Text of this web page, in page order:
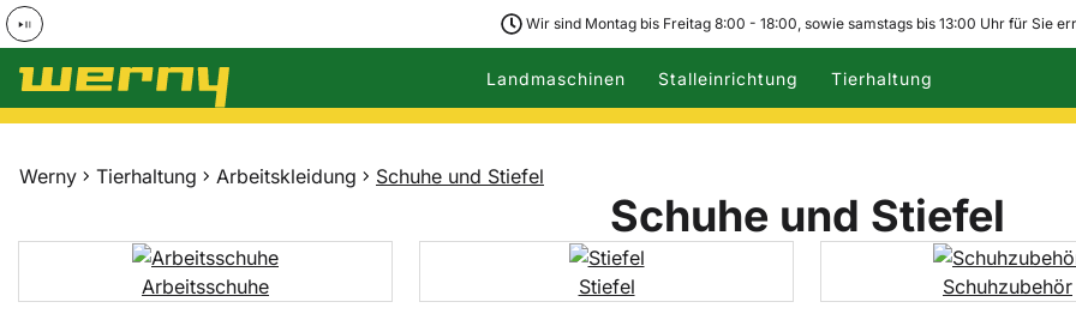
Wir sind Montag bis Freitag 8:00 - 18:00, sowie samstags bis 13:00 Uhr für Sie
Zum Hauptinhalt springen
Landmaschinen Stalleinrichtung Tierhaltung
Werny Tierhaltung Arbeitskleidung Schuhe und Stiefel
Schuhe und Stiefel
Arbeitsschuhe Stiefel Schuhzubehör